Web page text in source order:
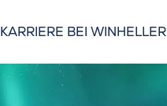
KARRIERE BEI WINHELLER